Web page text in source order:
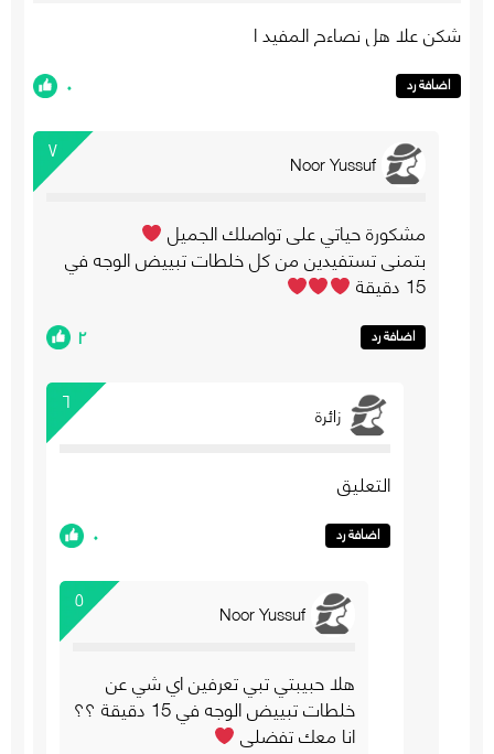
شكن علا هل نصاءح المفيد ا
اضافة رد ٠
٧ Noor Yussuf
مشكورة حياتي على تواصلك الجميل
بتمنى تستفيدين من كل خلطات تبييض الوجه في
15 دقيقة
اضافة رد ٢
٦ زائرة
التعليق
اضافة رد ٠
٥ Noor Yussuf
هلا حبيبتي تبي تعرفين اي شي عن
خلطات تبييض الوجه في 15 دقيقة ؟؟
انا معك تفضلي